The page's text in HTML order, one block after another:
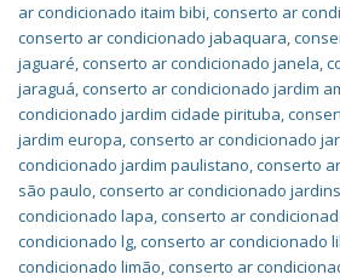
ar condicionado itaim bibi,conserto ar
conserto ar condicionado jabaquara,
jaguaré,conserto ar condicionado janela,
jaraguá,conserto ar condicionado jardim
condicionado jardim cidade pirituba,
jardim europa,conserto ar condicionado
condicionado jardim paulistano,conserto
são paulo,conserto ar condicionado jardins
condicionado lapa,conserto ar
condicionado lg,conserto ar condicionado
condicionado limão,conserto ar